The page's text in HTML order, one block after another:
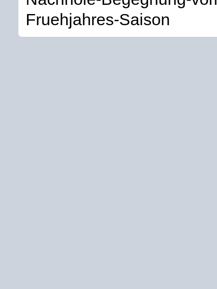
Fruehjahres-Saison